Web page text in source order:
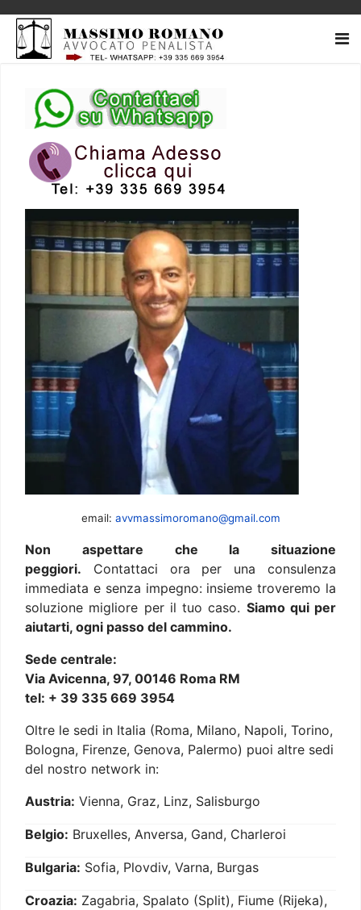
email: avvmassimoromano@gmail.com
Non aspettare che la situazione
peggiori. Contattaci ora per una consulenza
immediata e senza impegno: insieme troveremo la
soluzione migliore per il tuo caso. Siamo qui per
aiutarti, ogni passo del cammino.
Sede centrale:
Via Avicenna, 97, 00146 Roma RM
tel: + 39 335 669 3954
Oltre le sedi in Italia (Roma, Milano, Napoli, Torino,
Bologna, Firenze, Genova, Palermo) puoi altre sedi
del nostro network in:
Austria: Vienna, Graz, Linz, Salisburgo
Belgio: Bruxelles, Anversa, Gand, Charleroi
Bulgaria: Sofia, Plovdiv, Varna, Burgas
Croazia: Zagabria, Spalato (Split), Fiume (Rijeka),